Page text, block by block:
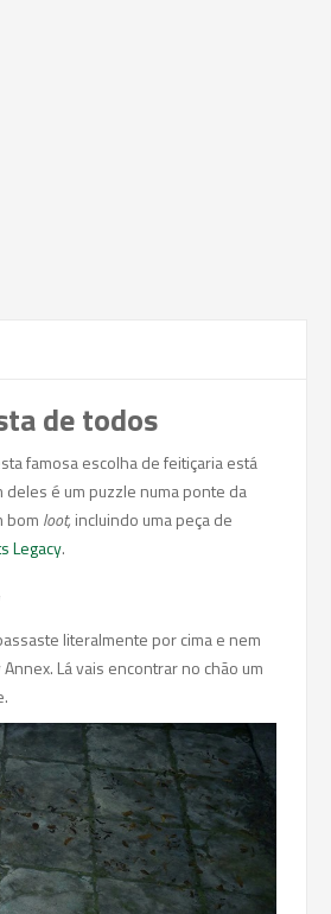
de todos
famosa escolha de feitiçaria está
é um puzzle numa ponte da
bom loot, incluindo uma peça de
Legacy.
literalmente por cima e nem
Lá vais encontrar no chão um